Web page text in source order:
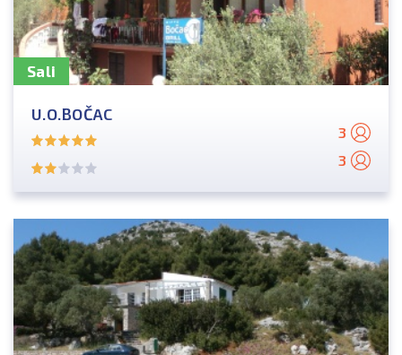
Sali
U.O.BOČAC
3
3